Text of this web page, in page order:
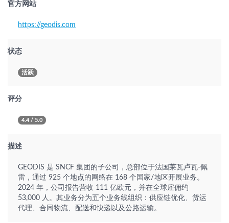
官方网站
https://geodis.com
状态
活跃
评分
4.4 / 5.0
描述
GEODIS 是 SNCF 集团的子公司，总部位于法国莱瓦卢瓦-佩
雷，通过 925 个地点的网络在 168 个国家/地区开展业务。
2024 年，公司报告营收 111 亿欧元，并在全球雇佣约
53,000 人。其业务分为五个业务线组织：供应链优化、货运
代理、合同物流、配送和快递以及公路运输。